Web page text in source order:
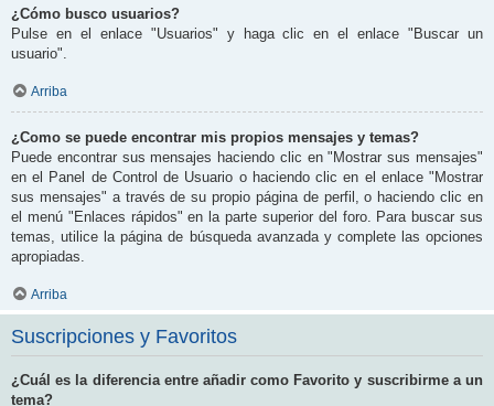
¿Cómo busco usuarios?
Pulse en el enlace "Usuarios" y haga clic en el enlace "Buscar un
usuario".
Arriba
¿Como se puede encontrar mis propios mensajes y temas?
Puede encontrar sus mensajes haciendo clic en "Mostrar sus mensajes"
en el Panel de Control de Usuario o haciendo clic en el enlace "Mostrar
sus mensajes" a través de su propio página de perfil, o haciendo clic en
el menú "Enlaces rápidos" en la parte superior del foro. Para buscar sus
temas, utilice la página de búsqueda avanzada y complete las opciones
apropiadas.
Arriba
Suscripciones y Favoritos
¿Cuál es la diferencia entre añadir como Favorito y suscribirme a un
tema?